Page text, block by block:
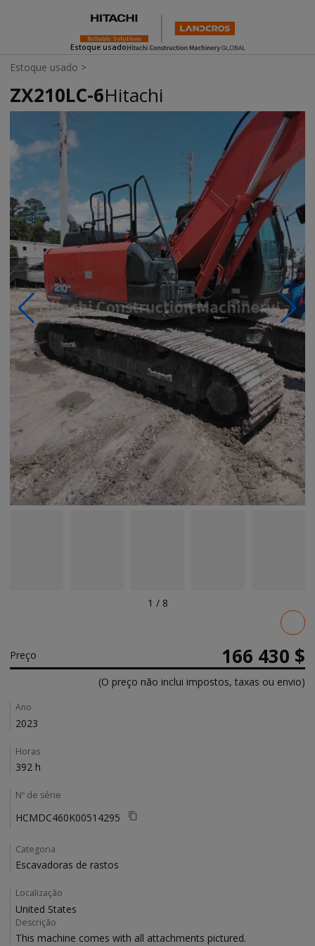
Estoque usado
Estoque usado >
ZX210LC-6Hitachi
Photos & Videos
1 / 8
Preço 166 430 $
(O preço não inclui impostos, taxas ou envio)
Details
Ano
2023
Horas
392 h
Nº de série
HCMDC460K00514295
Categoria
Escavadoras de rastos
Localização
United States
Descrição
This machine comes with all attachments pictured.